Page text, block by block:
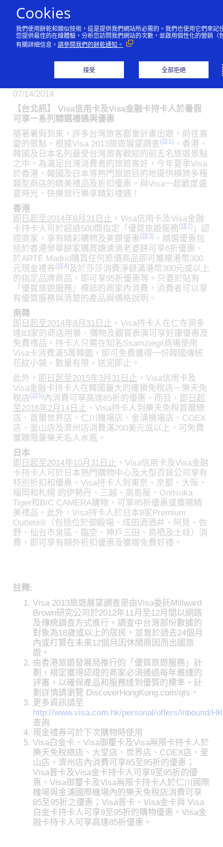
與Visa一同歡慶夏日樂趣
盡享香港、韓國及日本旅
遊優惠
07/14/2014
【台北訊】 Visa信用卡及Visa金融卡持卡人於暑假
可享一系列精選禮遇與優惠
隨著暑假到來，許多台灣旅客都會計畫出遊，前往喜
愛的景點。根據Visa 2013旅遊展望調查(註1) ，香港、
韓國及日本名列最受台灣旅客歡迎的前五名旅遊景點
之中。為滿足台灣消費者的旅遊喜好，今年夏季Visa
於香港、韓國及日本等熱門旅遊目的地提供橫跨多種
類型商店的精美禮品及折扣優惠。與Visa一起歡度盛
夏時光，快樂旅行樂享精彩禮遇！
香港
即日起至2014年8月31日止 ，Visa信用卡及Visa金融
卡持卡人可於超過500間指定「優質旅遊服務(註2) 」認
證商家，享有精彩購物及美饌優惠(註3) 。精選優惠包
括於香港榮華餅家購買嬌滴滴老婆餅可享6折優惠、
於ARTĒ Madrid購買任何原價商品即可獲贈港幣300
元現金禮券(註4)及於莎莎消費淨額滿港幣300元或以上
的指定品牌商品，即可享95折優惠等。只要於貼有
「優質旅遊服務」標誌的商家內消費，消費者可以享
有優質服務與清楚的產品與價格說明。
南韓
即日起至2014年8月31日止 ，Visa持卡人在仁寺洞多
達83家的商店用餐、購物及觀賞表演可享好康優惠及
免費禮品。持卡人只需在知名Ssamziegil商場使用
Visa卡消費滿5萬韓圜，即可免費獲得一份韓國傳統
花紋小袋，數量有限，送完即止。
此外， 即日起至2015年3月31日止 ，Visa信用卡及
Visa金融卡持卡人在韓國最大的連鎖免稅店－樂天免
稅店(註5)內消費可享高達85折的優惠。而且， 即日起
至2016年2月14日止 ，Visa持卡人到樂天免稅首爾總
店、首爾世界店、仁川機場店、金浦機場店、COEX
店、釜山店及濟州店消費滿200美元或以上，可免費
獲贈限量樂天名人水瓶。
日本
即日起至2014年10月31日止 ，Visa信用卡及Visa金融
卡持卡人可於日本熱門購物中心及大型百貨公司享有
特別折扣和優惠。Visa持卡人到東京、京都、大阪、
福岡和札幌 的伊勢丹、三越、高島屋、Onitsuka
Tiger和BIC CAMERA購物，可享95折優惠或獲贈精
美禮品。此外，Visa持卡人於日本9家Premium
Outlets®（包括位於御殿場、成田酒酒井、阿見、佐
野、仙台市泉區、臨空、神戶三田、鳥栖及土岐）消
費，即可享有額外折扣優惠及獲贈免費好禮。
註釋:
Visa 2013旅遊展望調查是由Visa委託Millward
Brown研究公司於2012年11月至12月間以網路
及傳統調查方式進行。調查中台灣部份數據的
對象為18歲或以上的居民，並曾於過去24個月
內或打算在未來12個月因休閒原因而出國旅
遊。
由香港旅遊發展局推行的「優質旅遊服務」計
劃，規定獲得認證的商家必須通過每年嚴謹的
評審，以確保產品和服務達到優質的標準。計
劃詳情請瀏覽 DiscoverHongKong.com/qts。
更多資訊請至
http://www.visa.com.hk/personal/offers/inbound/
查詢
現金禮券可於下次購物時使用
Visa白金卡、Visa御璽卡及Visa無限卡持卡人於
樂天免稅總店、大堂店、世界店、COEX店、釜
山店、濟州店內消費可享85至95折的優惠；
Visa普卡及Visa金卡持卡人可享9至95折的優
惠。Visa御璽卡及Visa無限卡持卡人於仁川國際
機場與金浦國際機場內的樂天免稅店消費可享
85至95折之優惠；Visa普卡、Visa金卡與 Visa
白金卡持卡人可享9至95折的購物優惠。Visa金
融卡持卡人可享高達85折優惠。
Cookies
我們使用餅乾和類似技術，這是提供我們網站所必需的。我們也使用它們來記
您提供最佳的在線體驗，分析您訪問我們網站的次數，並啟用個性化的營銷（
有關詳細信息， 請參閱我們的餅乾通知。
接受 全部拒絕